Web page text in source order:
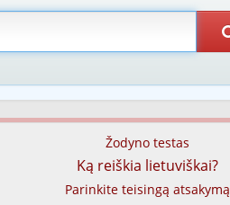
Žodyno testas
Ką reiškia lietuviškai?
Parinkite teisingą atsakymą